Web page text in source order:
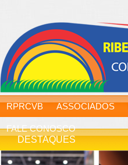
RPRCVB ASSOCIADOS
FALE CONOSCO
DESTAQUES